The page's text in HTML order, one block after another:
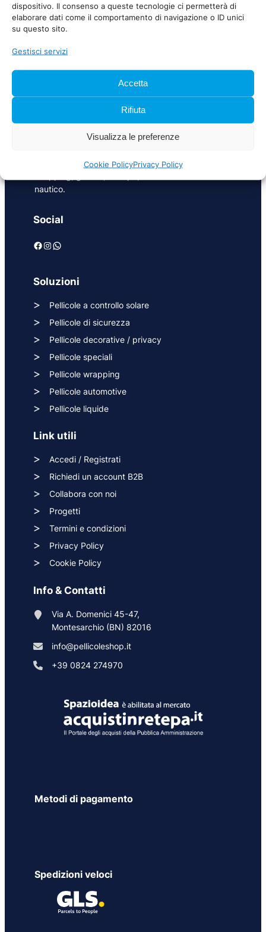
dispositivo. Il consenso a queste tecnologie ci permetterà di
elaborare dati come il comportamento di navigazione o ID unici
su questo sito.
Gestisci servizi
Accetta
Rifiuta
Visualizza le preferenze
Cookie PolicyPrivacy Policy
PellicoleShop è specializzata nella distribuzione e
posa di pellicole per vetri e soluzioni di
riqualificazione in ambito energetico e di sicurezza
adesive per interior design, exterior design,
nautico.
Social
Facebook Instagram WhatsApp
Soluzioni
Pellicole a controllo solare
Pellicole di sicurezza
Pellicole decorative / privacy
Pellicole speciali
Pellicole wrapping
Pellicole automotive
Pellicole liquide
Link utili
Accedi / Registrati
Richiedi un account B2B
Collabora con noi
Progetti
Termini e condizioni
Privacy Policy
Cookie Policy
Info & Contatti
Via A. Domenici 45-47,
Montesarchio (BN) 82016
info@pellicoleshop.it
+39 0824 274970
Metodi di pagamento
Spedizioni veloci